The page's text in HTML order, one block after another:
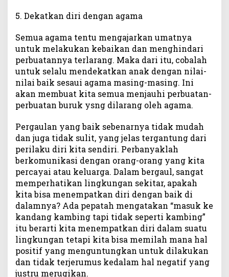
5. Dekatkan diri dengan agama
Semua agama tentu mengajarkan umatnya
untuk melakukan kebaikan dan menghindari
perbuatannya terlarang. Maka dari itu, cobalah
untuk selalu mendekatkan anak dengan nilai-
nilai baik sesaui agama masing-masing. Ini
akan membuat kita semua menjauhi perbuatan-
perbuatan buruk ysng dilarang oleh agama.
Pergaulan yang baik sebenarnya tidak mudah
dan juga tidak sulit, yang jelas tergantung dari
perilaku diri kita sendiri. Perbanyaklah
berkomunikasi dengan orang-orang yang kita
percayai atau keluarga. Dalam bergaul, sangat
memperhatikan lingkungan sekitar, apakah
kita bisa menempatkan diri dengan baik di
dalamnya? Ada pepatah mengatakan “masuk ke
kandang kambing tapi tidak seperti kambing”
itu berarti kita menempatkan diri dalam suatu
lingkungan tetapi kita bisa memilah mana hal
positif yang menguntungkan untuk dilakukan
dan tidak terjerumus kedalam hal negatif yang
justru merugikan.